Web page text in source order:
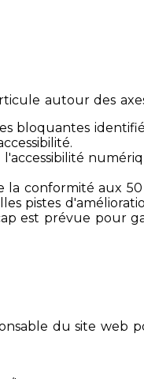
autour des
bloquantes
conformité aux 50
pistes
est prévue pour
du site web